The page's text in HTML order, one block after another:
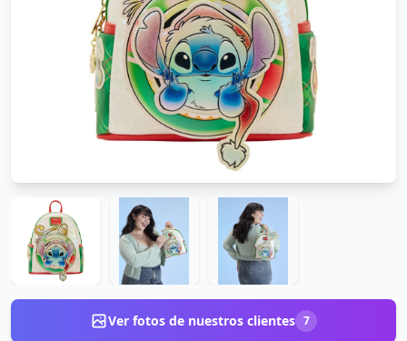
Ver fotos de nuestros clientes 7